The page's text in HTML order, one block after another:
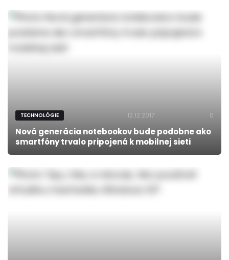
TECHNOLÓGIE 12.12.2017 0
Nová generácia notebookov bude podobne ako
smartfóny trvalo pripojená k mobilnej sieti